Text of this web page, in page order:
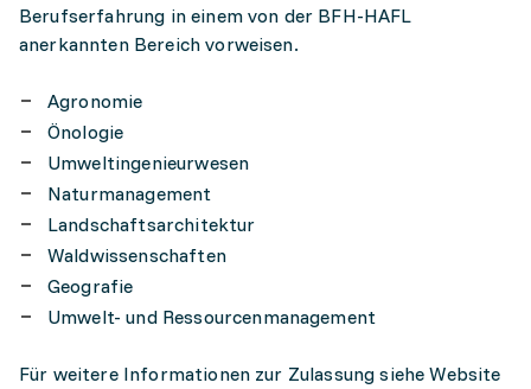
Berufserfahrung in einem von der BFH-HAFL
anerkannten Bereich vorweisen.
Agronomie
Önologie
Umweltingenieurwesen
Naturmanagement
Landschaftsarchitektur
Waldwissenschaften
Geografie
Umwelt- und Ressourcenmanagement
Für weitere Informationen zur Zulassung siehe Website